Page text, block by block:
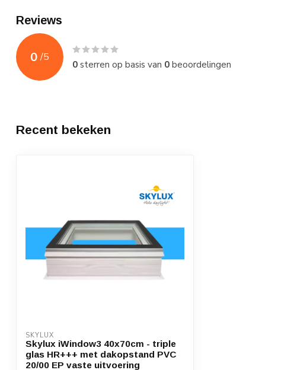
Reviews
0 /5
0sterren op basis van 0beoordelingen
Recent bekeken
SKYLUX
Skylux iWindow3 40x70cm - triple
glas HR+++ met dakopstand PVC
20/00 EP vaste uitvoering